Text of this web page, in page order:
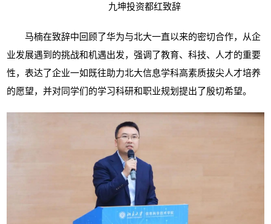
九坤投资都红致辞
马楠在致辞中回顾了华为与北大一直以来的密切合作，从企
业发展遇到的挑战和机遇出发，强调了教育、科技、人才的重要
性，表达了企业一如既往助力北大信息学科高素质拔尖人才培养
的愿望，并对同学们的学习科研和职业规划提出了殷切希望。